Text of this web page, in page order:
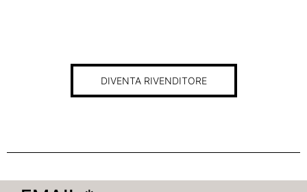
DIVENTA RIVENDITORE